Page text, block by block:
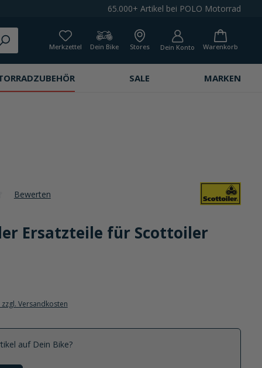
65.000+ Artikel bei POLO Motorrad
Merkzettel Dein Bike Stores Dein Konto Warenkorb
SALE MARKEN
Bewerten
Ersatzteile für Scottoiler
zzgl. Versandkosten
auf Dein Bike?